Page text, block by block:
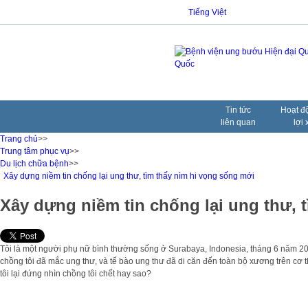
Tiếng Việt
Tin tức
liên quan
Hoạt
lợi
Trang chủ>>
Trung tâm phục vụ>>
Du lịch chữa bệnh>>
Xây dựng niềm tin chống lại ung thư, tìm thấy nìm hi vọng sống mới
Xây dựng niềm tin chống lại ung thư,
Tôi là một người phụ nữ bình thường sống ở Surabaya, Indonesia, tháng 6 năm
chồng tôi đã mắc ung thư, và tế bào ung thư đã di căn đến toàn bộ xương trên
tôi lại đứng nhìn chồng tôi chết hay sao?